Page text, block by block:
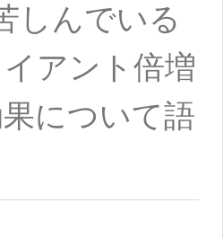
しんでいる
アント倍増
について語